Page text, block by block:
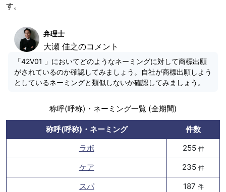
す。
弁理士
大瀬 佳之のコメント
「42V01 」においてどのようなネーミングに対して商標出願
がされているのか確認してみましょう。自社が商標出願しよう
としているネーミングと類似しないか確認してみましょう。
称呼(呼称)・ネーミング一覧 (全期間)
称呼(呼称)・ネーミング
件数
ラボ
255 件
ケア 235 件
スパ 187 件